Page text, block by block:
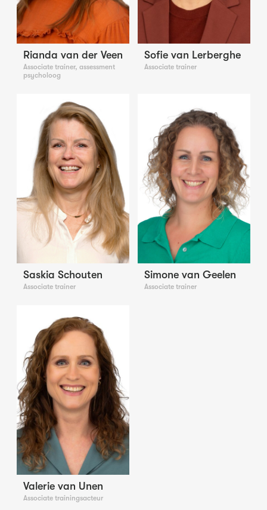
Rianda van der Veen
Associate trainer, assessment
psycholoog
Sofie van Lerberghe
Associate trainer
Saskia Schouten
Associate trainer
Simone van Geelen
Associate trainer
Valerie van Unen
Associate trainingsacteur